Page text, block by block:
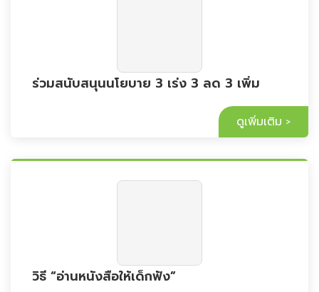
ร่วมสนับสนุนนโยบาย 3 เร่ง 3 ลด 3 เพิ่ม
ดูเพิ่มเติม
วิธี “อ่านหนังสือให้เด็กฟัง”